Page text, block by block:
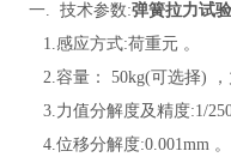
一. 技术参数:弹簧拉力试
1.感应方式:荷重元 。
2.容量： 50kg(可选择)
3.力值分解度及精度:1/
4.位移分解度:0.001mm 。